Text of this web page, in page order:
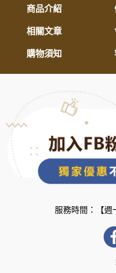
商品介紹
相關文章
購物須知
服務時間：【週